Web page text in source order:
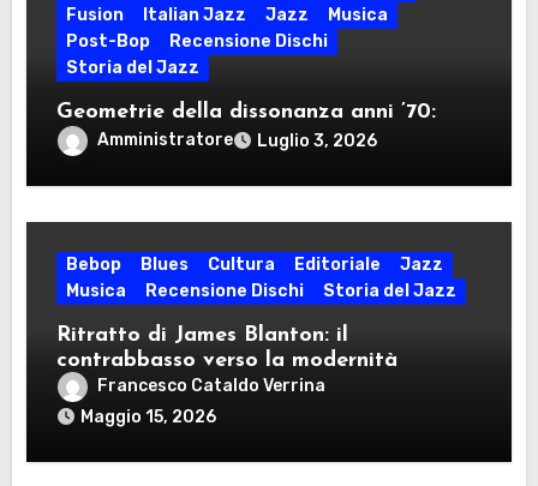
Fusion
Italian Jazz Jazz
Musica
Post-Bop
Recensione Dischi
Storia del Jazz
Geometrie della dissonanza anni ’70:
dodecafonia, rigore seriale, free jazz e
militanza ideologica nel decennio della
contestazione
Amministratore Luglio 3, 2026
Bebop Blues Cultura Editoriale
Jazz
Musica
Recensione Dischi Storia del Jazz
Ritratto di James Blanton: il
contrabbasso verso la modernità
Francesco Cataldo Verrina
Maggio 15, 2026